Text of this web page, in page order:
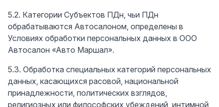
5.2. Категории Субъектов ПДн, чьи ПДн
обрабатываются Автосалоном, определены в
Условиях обработки персональных данных в ООО
Автосалон «Авто Маршал».
5.3. Обработка специальных категорий персональных
данных, касающихся расовой, национальной
принадлежности, политических взглядов,
религиозных или философских убеждений, интимной